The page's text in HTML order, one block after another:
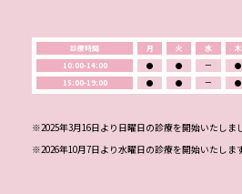
診療時間 月 火 水 木
10:00-14:00
● ● ー ●
15:00-19:00
● ● ー ●
※2025年3月16日より日曜日の診療を開始いたしま
※2026年10月7日より水曜日の診療を開始いたします